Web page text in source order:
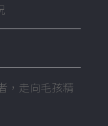
，走向毛孩精